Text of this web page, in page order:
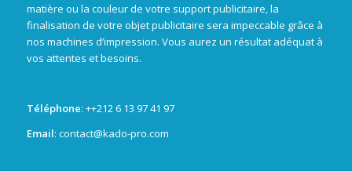
matière ou la couleur de votre support publicitaire, la
finalisation de votre objet publicitaire sera impeccable grâce à
nos machines d’impression. Vous aurez un résultat adéquat à
vos attentes et besoins.
Téléphone: ++212 6 13 97 41 97
Email: contact@kado-pro.com